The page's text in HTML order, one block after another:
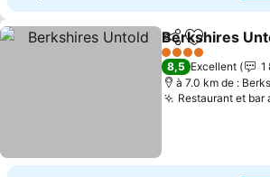
PartagerAjouter à
Berkshires
4 Étoiles
8,5 Excellent
1
à 7.0 km de :
Restaurant et bar